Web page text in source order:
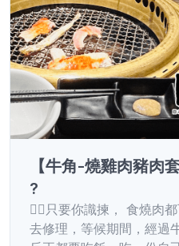
【牛角-燒雞肉豬肉
?
✌🏻只要你識揀， 食燒肉
去修理，等候期間，經過